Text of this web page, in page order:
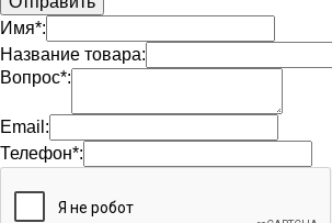
Имя*:
Название товара:
Вопрос*:
Email:
Телефон*: